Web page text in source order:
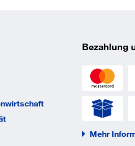
Bezahlung
Mehr